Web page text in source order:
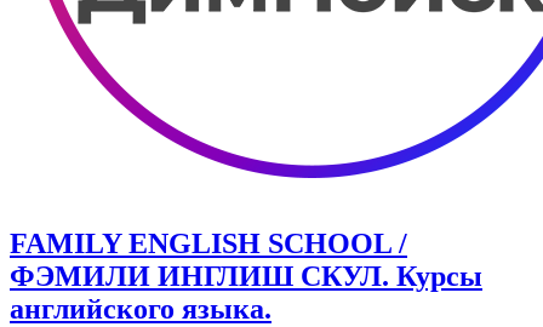
FAMILY ENGLISH SCHOOL /
ФЭМИЛИ ИНГЛИШ СКУЛ. Курсы
английского языка.